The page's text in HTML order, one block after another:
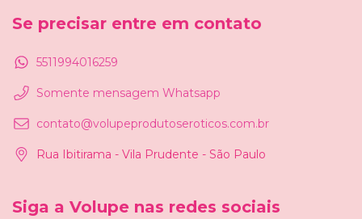
Se precisar entre em contato
5511994016259
Somente mensagem Whatsapp
contato@volupeprodutoseroticos.com.br
Rua Ibitirama - Vila Prudente - São Paulo
Siga a Volupe nas redes sociais